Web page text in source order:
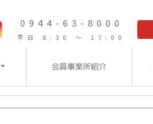
0944-63-8000
平日 8:30 ～ 17:00
会員事業所紹介